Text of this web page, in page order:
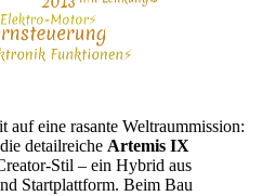
auf eine rasante Weltraummission:
detailreiche Artemis IX
– ein Hybrid aus
Startplattform. Beim Bau